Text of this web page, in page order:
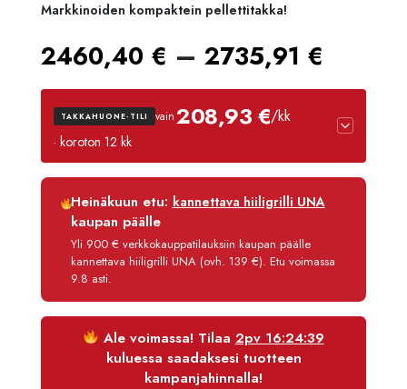
Markkinoiden kompaktein pellettitakka!
2460,40 € – 2735,91 €
TAKKAHUONE-TILI vain208,93 €/kk
· koroton 12 kk
Luottoaika
12 kk
Korko
Käsittelymaksu
3,90 €/kk
Maksettava yhteensä
2 507,20 €
Heinäkuun etu: kannettava hiiligrilli UNA
kaupan päälle
Yli 900 € verkkokauppatilauksiin kaupan päälle
kannettava hiiligrilli UNA (ovh. 139 €). Etu voimassa
9.8 asti.
Ale voimassa! Tilaa 2pv 16:24:39
kuluessa saadaksesi tuotteen
kampanjahinnalla!